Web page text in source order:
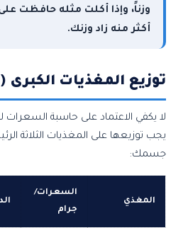
وزناً، وإذا أكلت مثله حافظت
أكثر منه زاد وزنك.
توزيع المغذيات الكبرى
لا يكفي الاعتماد على حاسبة السعرات
يجب توزيعها على المغذيات الثلاثة
جسمك:
المغذي
السعرات/
جرام